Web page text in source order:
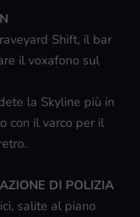
Shift, il bar
il voxafono sul
la Skyline più in
con il varco per il
DI POLIZIA
salite al piano